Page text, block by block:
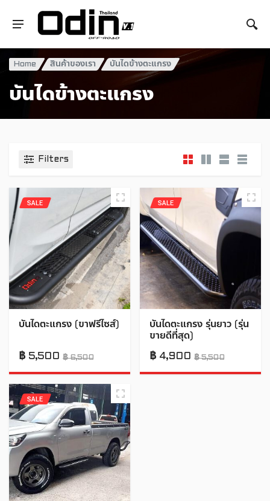
Home สินค้าของเรา บันไดข้างตะแกรง
บันไดข้างตะแกรง
Filters
SALE
บันไดตะแกรง (ขาฟรีไซส์)
฿ 5,500 ฿6,500
SALE
บันไดตะแกรง รุ่นยาว (รุ่น
ขายดีที่สุด)
฿ 4,900 ฿5,500
SALE